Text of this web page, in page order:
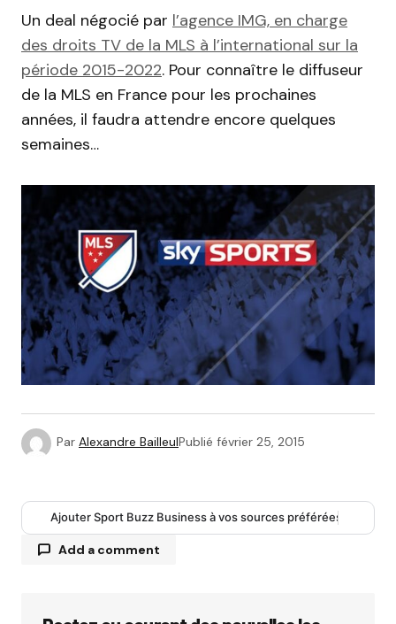
Un deal négocié par l’agence IMG, en charge
des droits TV de la MLS à l’international sur la
période 2015-2022. Pour connaître le diffuseur
de la MLS en France pour les prochaines
années, il faudra attendre encore quelques
semaines…
Par Alexandre BailleulPublié février 25, 2015
Ajouter Sport Buzz Business à vos sources préférées
Add a comment